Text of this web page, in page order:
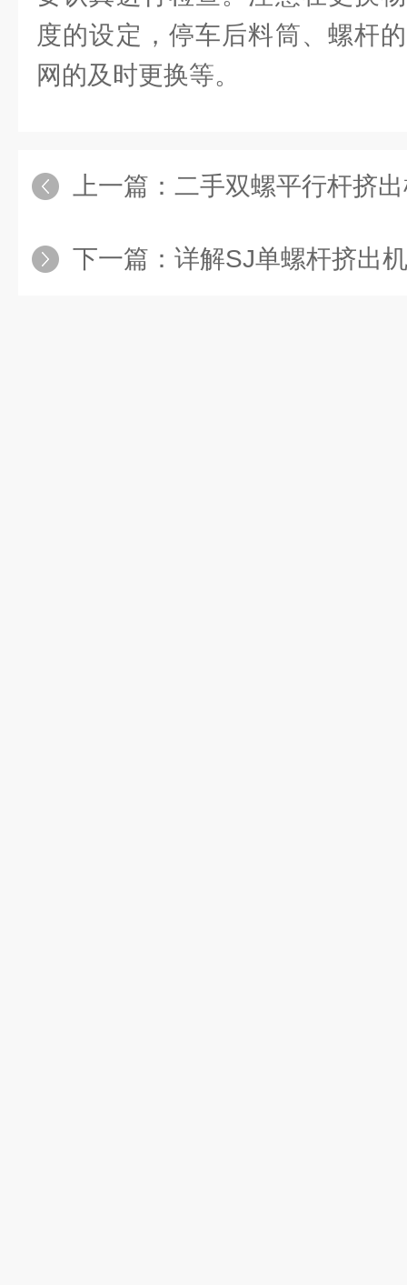
度的设定，停车后料筒、螺杆
网的及时更换等。
上一篇： 二手双螺平行杆挤出机的设
下一篇： 详解SJ单螺杆挤出